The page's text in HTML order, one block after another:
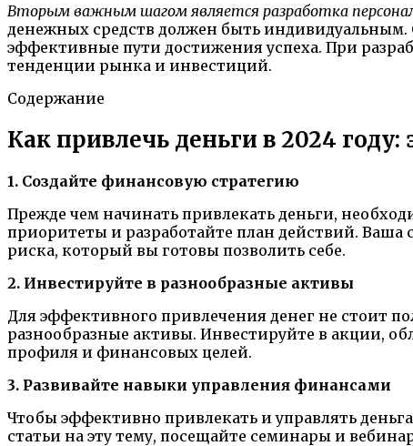
Вторым важным шагом является разработка
денежных средств должен быть индивидуальным.
эффективные пути достижения успеха. При
тенденции рынка и инвестиций.
Содержание
Как привлечь деньги в 2024
1. Создайте финансовую стратегию
Прежде чем начинать привлекать деньги,
приоритеты и разработайте план действий. Ваша
риска, который вы готовы позволить себе.
2. Инвестируйте в разнообразные активы
Для эффективного привлечения денег не стоит
разнообразные активы. Инвестируйте в акции,
профиля и финансовых целей.
3. Развивайте навыки управления финансами
Чтобы эффективно привлекать и управлять
статьи на эту тему, посещайте семинары и